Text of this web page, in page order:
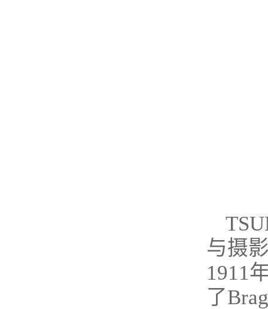
与摄
1911
了